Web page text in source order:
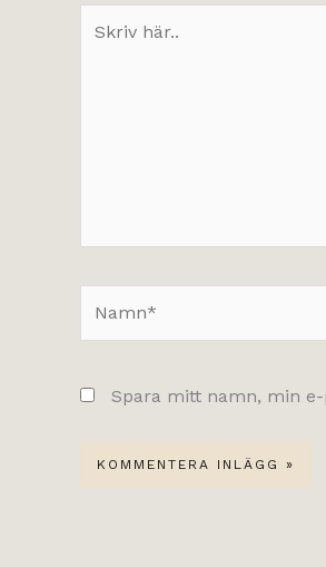
här..
Spara mitt namn, min